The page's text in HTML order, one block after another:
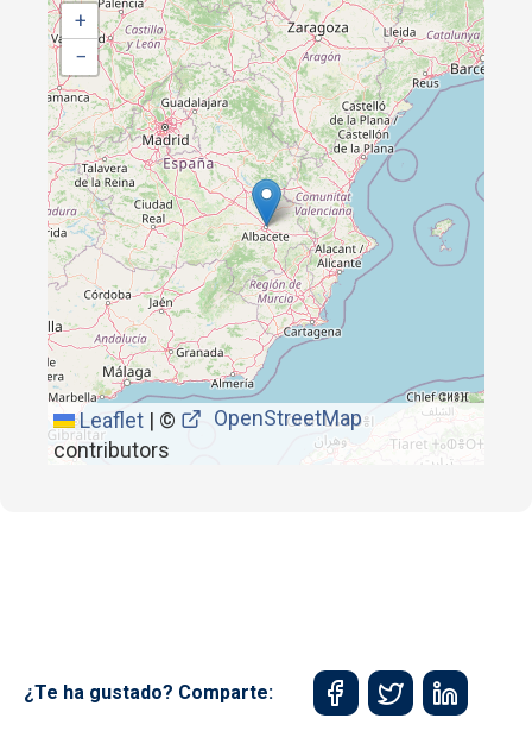
+
−
Leaflet | ©
OpenStreetMap
contributors
¿Te ha gustado? Comparte: